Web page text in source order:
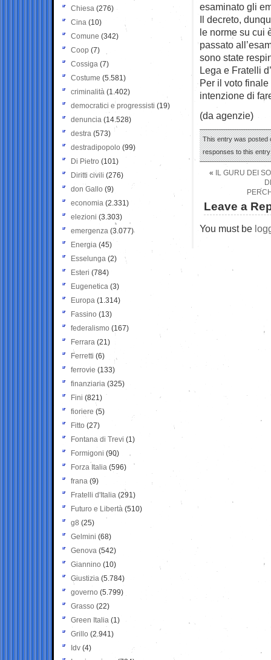
esaminato gli
Il decreto,
le norme su cui
passato
sono state
Lega e Fratelli
Per il voto
intenzione di
(da agenzie)
This entry was posted
responses to this
«
IL GURU DEI
Leave a
You must be
Chiesa (276)
Cina (10)
Comune (342)
Coop (7)
Cossiga (7)
Costume (5.581)
criminalità (1.402)
democratici e progressisti (19)
denuncia (14.528)
destra (573)
destradipopolo (99)
Di Pietro (101)
Diritti civili (276)
don Gallo (9)
economia (2.331)
elezioni (3.303)
emergenza (3.077)
Energia (45)
Esselunga (2)
Esteri (784)
Eugenetica (3)
Europa (1.314)
Fassino (13)
federalismo (167)
Ferrara (21)
Ferretti (6)
ferrovie (133)
finanziaria (325)
Fini (821)
fioriere (5)
Fitto (27)
Fontana di Trevi (1)
Formigoni (90)
Forza Italia (596)
frana (9)
Fratelli d'Italia (291)
Futuro e Libertà (510)
g8 (25)
Gelmini (68)
Genova (542)
Giannino (10)
Giustizia (5.784)
governo (5.799)
Grasso (22)
Green Italia (1)
Grillo (2.941)
Idv (4)